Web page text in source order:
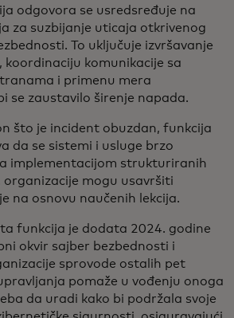
odgovora se usredsređuje na
za suzbijanje uticaja otkrivenog
To uključuje izvršavanje
koordinaciju komunikacije sa
i primenu mera
se zaustavilo širenje napada.
što je incident obuzdan, funkcija
da se sistemi i usluge brzo
implementacijom strukturiranih
organizacije mogu usavršiti
na osnovu naučenih lekcija.
funkcija je dodata 2024. godine
okvir sajber bezbednosti i
sprovode ostalih pet
pomaže u vođenju onoga
da uradi kako bi podržala svoje